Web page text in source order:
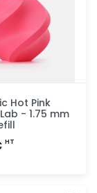
Hot Pink
- 1.75 mm
HT